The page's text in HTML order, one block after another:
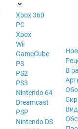
П
ла
т
ф
ор
м
ы
Xbox 360
PC
Xbox
Wii
GameCube
PS
PS2
PS3
Nintendo 64
Dreamcast
PSP
Nintendo DS
В